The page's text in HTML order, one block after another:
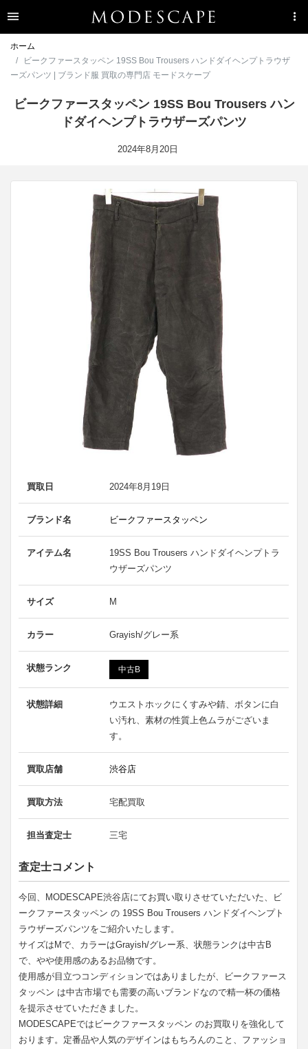
ホーム
ビークファースタッペン 19SS Bou Trousers ハンドダイヘンプトラウザ
ーズパンツ | ブランド服 買取の専門店 モードスケープ
ビークファースタッペン 19SS Bou Trousers ハン
ドダイヘンプトラウザーズパンツ
2024年8月20日
買取日 2024年8月19日
ブランド名 ビークファースタッペン
アイテム名
19SS Bou Trousers ハンドダイヘンプトラ
ウザーズパンツ
サイズ M
カラー Grayish/グレー系
状態ランク 中古B
状態詳細
ウエストホックにくすみや錆、ボタンに白
い汚れ、素材の性質上色ムラがございま
す。
買取店舗 渋谷店
買取方法 宅配買取
担当査定士 三宅
査定士コメント
今回、MODESCAPE渋谷店にてお買い取りさせていただいた、ビ
ークファースタッペン の 19SS Bou Trousers ハンドダイヘンプト
ラウザーズパンツをご紹介いたします。
サイズはMで、カラーはGrayish/グレー系、状態ランクは中古B
で、やや使用感のあるお品物です。
使用感が目立つコンディションではありましたが、ビークファース
タッペン は中古市場でも需要の高いブランドなので精一杯の価格
を提示させていただきました。
MODESCAPEではビークファースタッペン のお買取りを強化して
おります。定番品や人気のデザインはもちろんのこと、ファッショ